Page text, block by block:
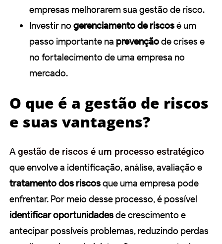
empresas melhorarem sua gestão de risco.
Investir no gerenciamento de riscosé um
passo importante na prevençãode crises e
no fortalecimento de uma empresa no
mercado.
O que é a gestão de riscos
e suas vantagens?
A gestão de riscos é um processo estratégico
que envolve a identificação, análise, avaliação e
tratamento dos riscosque uma empresa pode
enfrentar. Por meio desse processo, é possível
identificar oportunidadesde crescimento e
antecipar possíveis problemas, reduzindo perdas